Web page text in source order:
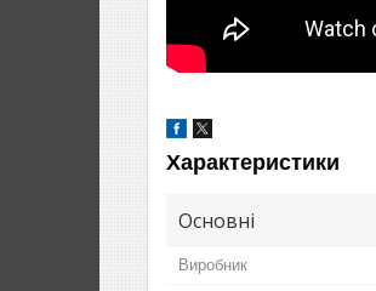
Характеристики
Основні
Виробник